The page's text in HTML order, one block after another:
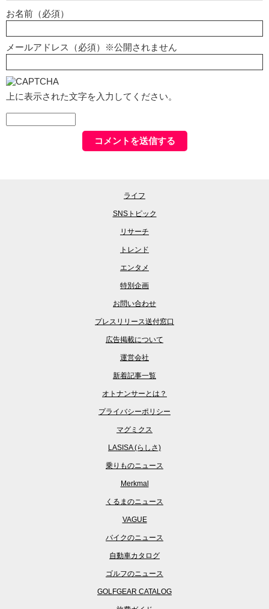
お名前（必須）
メールアドレス（必須）※公開されません
上に表示された文字を入力してください。
ライフ
SNSトピック
リサーチ
トレンド
エンタメ
特別企画
お問い合わせ
プレスリリース送付窓口
広告掲載について
運営会社
新着記事一覧
オトナンサーとは？
プライバシーポリシー
マグミクス
LASISA (らしさ)
乗りものニュース
Merkmal
くるまのニュース
VAGUE
バイクのニュース
自動車カタログ
ゴルフのニュース
GOLFGEAR CATALOG